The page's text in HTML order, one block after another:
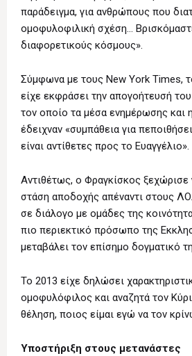
παράδειγμα, για ανθρώπους που
ομοφυλοφιλική σχέση…
διαφορετικούς κόσμους».
Σύμφωνα με τους New York Times,
είχε εκφράσει την απογοήτευσή
τον οποίο τα μέσα ενημέρωσης και
έδειχναν «συμπάθεια για
είναι αντίθετες προς το Ευαγγέλιο».
Αντιθέτως, ο Φραγκίσκος ξεχώρισε
στάση αποδοχής απέναντι στους
σε διάλογο με ομάδες της
πιο περιεκτικό πρόσωπο της
μεταβάλει τον επίσημο δογματικό
Το 2013 είχε δηλώσει
ομοφυλόφιλος και αναζητά τον
θέληση, ποιος είμαι εγώ να τον
Υποστήριξη στους μετανάστες